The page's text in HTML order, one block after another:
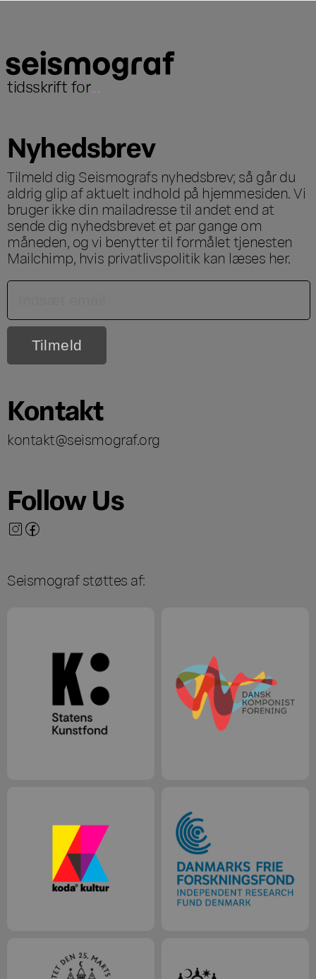
tidsskrift for...
Nyhedsbrev
Tilmeld dig Seismografs nyhedsbrev; så går du
aldrig glip af aktuelt indhold på hjemmesiden. Vi
bruger ikke din mailadresse til andet end at
sende dig nyhedsbrevet et par gange om
måneden, og vi benytter til formålet tjenesten
Mailchimp, hvis privatlivspolitik kan læses her.
Kontakt
kontakt@seismograf.org
Follow Us
Seismograf støttes af: